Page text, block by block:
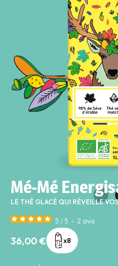
Inscription
Mé-Mé
LE THÉ GLACÉ QUI RÉVEILLE
5 /5 - 2 avis
36,00 € x8